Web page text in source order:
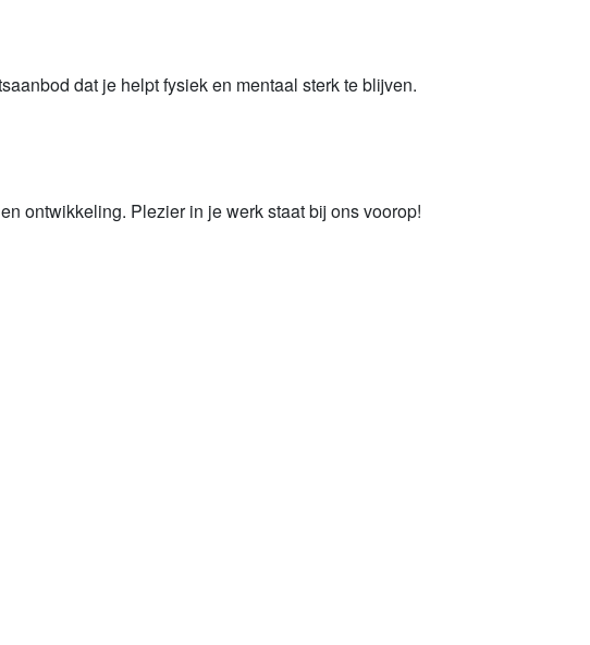
dat je helpt fysiek en mentaal sterk te blijven.
ontwikkeling. Plezier in je werk staat bij ons voorop!